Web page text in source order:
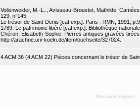
Vollenweider, M.-L.., Avisseau-Broustet, Mathilde.
129, n°145.
Le trésor de Saint-Denis [cat.exp.]. Paris : RMN, 1991,
1789. Le patrimoine libéré [cat.exp.]. Bibliothèque
Chéron, Elisabeth-Sophie. Pierres antiques gravées
http://arachne.uni-koeln.de/item/buchseite/327024.
4 ACM 36 (4 ACM 22) Pièces concernant le trésor de
Mentions légales